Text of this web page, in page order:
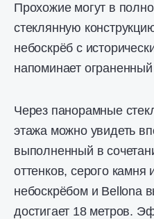
Прохожие могут в
стеклянную
небоскрёб с
напоминает
Через панорамные
этажа можно увидеть
выполненный в
оттенков, серого
небоскрёбом и Bellona
достигает 18 метров.